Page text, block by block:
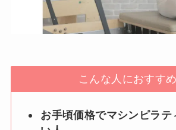
こんな人におすすめ
お手頃価格でマシンピラテ